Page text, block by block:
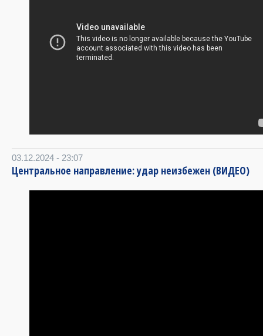
03.12.2024 - 23:07
Центральное направление: удар неизбежен (ВИДЕО)